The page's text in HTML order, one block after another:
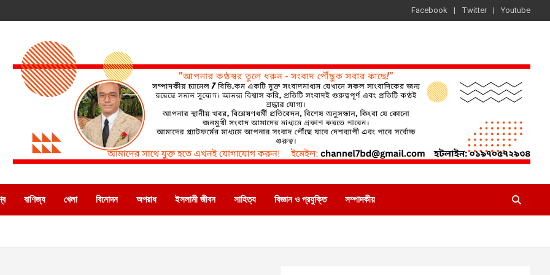
Facebook Twitter Youtube
বাণিজ্য খেলা বিনোদন অপরাধ ইসলামী জীবন সাহিত্য বিজ্ঞান ও প্রযুক্তি সম্পাদকীয়